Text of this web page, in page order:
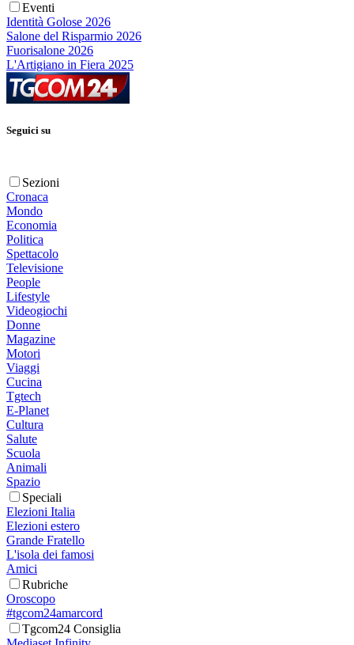
Eventi
Identità Golose 2026
Salone del Risparmio 2026
Fuorisalone 2026
L'Artigiano in Fiera 2025
Seguici su
Sezioni
Cronaca
Mondo
Economia
Politica
Spettacolo
Televisione
People
Lifestyle
Videogiochi
Donne
Magazine
Motori
Viaggi
Cucina
Tgtech
E-Planet
Cultura
Salute
Scuola
Animali
Spazio
Speciali
Elezioni Italia
Elezioni estero
Grande Fratello
L'isola dei famosi
Amici
Rubriche
Oroscopo
#tgcom24amarcord
Tgcom24 Consiglia